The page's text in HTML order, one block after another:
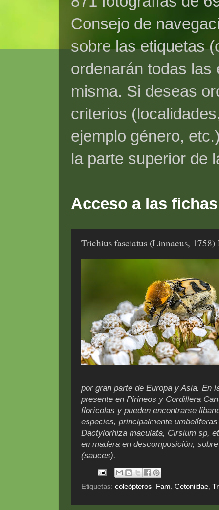
Consejo de
sobre las etiquetas
ordenarán todas las
misma. Si deseas
criterios
ejemplo género,
la parte superior de
Acceso a las
Trichius fasciatus (Linnaeus, 1758)
por gran parte de Europa y Asia. En
presente en Pirineos y Cordillera
florícolas y pueden encontrarse
especies, principalmente
Dactylorhiza maculata, Cirsium sp,
en madera en descomposición,
(sauces).
Etiquetas: coleópteros, Fam. Cetoniidae,